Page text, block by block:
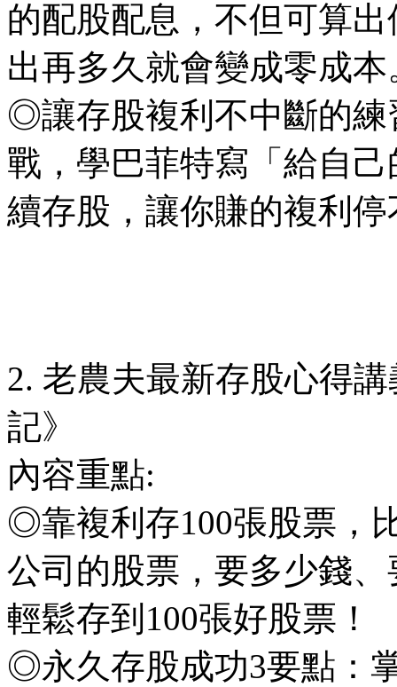
的配股配息，不但可算
出再多久就會變成零成本
◎讓存股複利不中斷的練
戰，學巴菲特寫「給自
續存股，讓你賺的複利
2. 老農夫最新存股心得
記》
內容重點:
◎靠複利存100張股票，
公司的股票，要多少錢
輕鬆存到100張好股票！
◎永久存股成功3要點：